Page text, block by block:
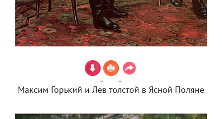
Максим Горький и Лев толстой в Ясной Поляне